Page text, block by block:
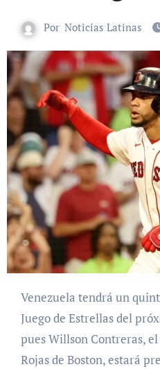
Por Noticias Latinas
Venezuela tendrá un quinto participante en el
Juego de Estrellas del
pues Willson Contreras,
Rojas de Boston, estará